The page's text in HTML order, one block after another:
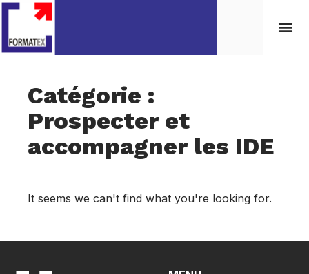
Catégorie :
Prospecter et
accompagner les IDE
It seems we can't find what you're looking for.